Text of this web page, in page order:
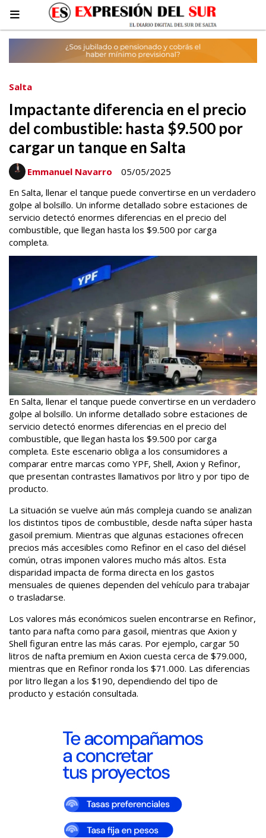
Impactante diferencia en el precio
del combustible: hasta $9.500 por
cargar un tanque en Salta
En Salta, llenar el tanque puede convertirse en un verdadero
golpe al bolsillo. Un informe detallado sobre estaciones de
servicio detectó enormes diferencias en el precio del
combustible, que llegan hasta los $9.500 por carga
completa.
Salta
05/05/2025
Emmanuel Navarro
En Salta, llenar el tanque puede convertirse en un verdadero
golpe al bolsillo. Un informe detallado sobre estaciones de
servicio detectó enormes diferencias en el precio del
combustible, que llegan hasta los $9.500 por carga
completa. Este escenario obliga a los consumidores a
comparar entre marcas como YPF, Shell, Axion y Refinor,
que presentan contrastes llamativos por litro y por tipo de
producto.
La situación se vuelve aún más compleja cuando se analizan
los distintos tipos de combustible, desde nafta súper hasta
gasoil premium. Mientras que algunas estaciones ofrecen
precios más accesibles como Refinor en el caso del diésel
común, otras imponen valores mucho más altos. Esta
disparidad impacta de forma directa en los gastos
mensuales de quienes dependen del vehículo para trabajar
o trasladarse.
Los valores más económicos suelen encontrarse en Refinor,
tanto para nafta como para gasoil, mientras que Axion y
Shell figuran entre las más caras. Por ejemplo, cargar 50
litros de nafta premium en Axion cuesta cerca de $79.000,
mientras que en Refinor ronda los $71.000. Las diferencias
por litro llegan a los $190, dependiendo del tipo de
producto y estación consultada.